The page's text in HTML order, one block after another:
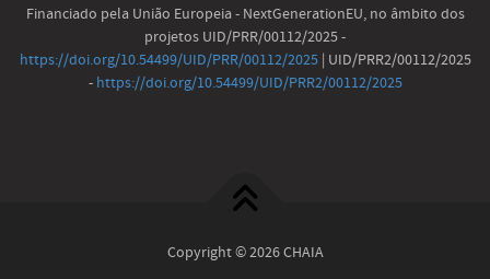
Financiado pela União Europeia - NextGenerationEU, no âmbito dos
projetos UID/PRR/00112/2025 -
https://doi.org/10.54499/UID/PRR/00112/2025| UID/PRR2/00112/2025
- https://doi.org/10.54499/UID/PRR2/00112/2025
Copyright © 2026 CHAIA